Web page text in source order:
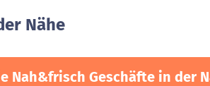
Nähe
Nah&frisch Geschäfte in der